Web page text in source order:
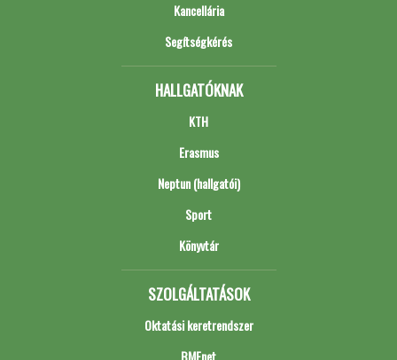
Kancellária
Segítségkérés
HALLGATÓKNAK
KTH
Erasmus
Neptun (hallgatói)
Sport
Könyvtár
SZOLGÁLTATÁSOK
Oktatási keretrendszer
BMEnet